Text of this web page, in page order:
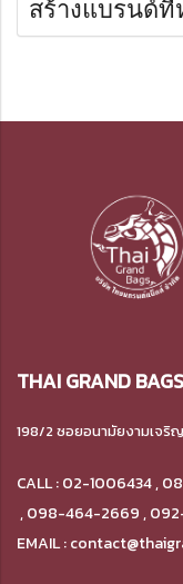
สร้างแบรนด์ที่
THAI GRAND BAGS
198/2 ซอยอนามัยงามเจริ
CALL : 02-1006434 ,
,098-464-2669 ,
EMAIL :